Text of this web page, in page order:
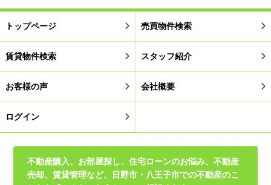
トップページ 売買物件検索
賃貸物件検索 スタッフ紹介
お客様の声 会社概要
ログイン
不動産購入、お部屋探し、住宅ローンのお悩み、不動産
売却、賃貸管理など、日野市・八王子市での不動産のこ